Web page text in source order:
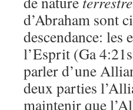
d’Abraham sont
descendance: les
l’Esprit (Ga
parler d’une
deux parties
maintenir que